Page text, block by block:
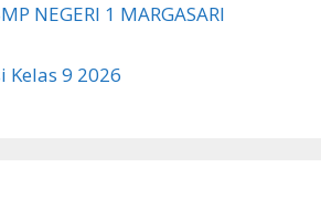
NEGERI 1 MARGASARI
Kelas 9 2026